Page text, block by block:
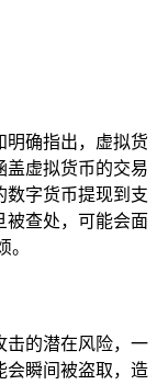
明确指出，虚拟货
盖虚拟货币的交易
数字货币提现到支
被查处，可能会面
。
击的潜在风险，一
会瞬间被盗取，造